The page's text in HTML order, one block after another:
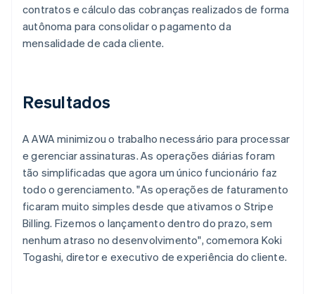
contratos e cálculo das cobranças realizados de forma
autônoma para consolidar o pagamento da
mensalidade de cada cliente.
Resultados
A AWA minimizou o trabalho necessário para processar
e gerenciar assinaturas. As operações diárias foram
tão simplificadas que agora um único funcionário faz
todo o gerenciamento. "As operações de faturamento
ficaram muito simples desde que ativamos o Stripe
Billing. Fizemos o lançamento dentro do prazo, sem
nenhum atraso no desenvolvimento", comemora Koki
Togashi, diretor e executivo de experiência do cliente.